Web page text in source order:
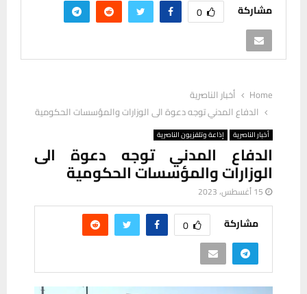
مشاركة 0
Home
أخبار الناصرية
الدفاع المدني توجه دعوة الى الوزارات والمؤسسات الحكومية
أخبار الناصرية إذاعة وتلفزيون الناصرية
الدفاع المدني توجه دعوة الى
الوزارات والمؤسسات الحكومية
15 أغسطس، 2023
مشاركة 0